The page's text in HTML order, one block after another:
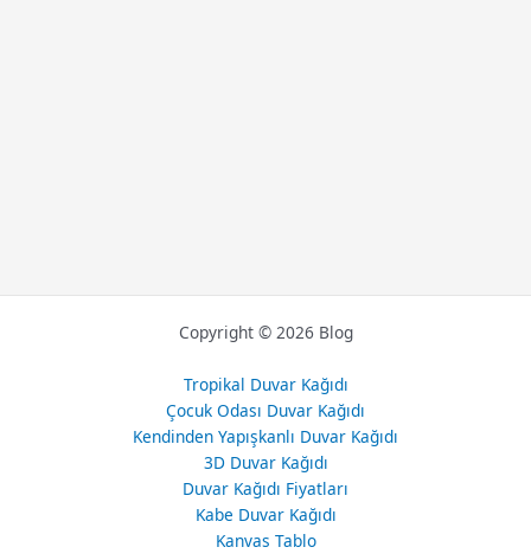
Copyright © 2026 Blog
Tropikal Duvar Kağıdı
Çocuk Odası Duvar Kağıdı
Kendinden Yapışkanlı Duvar Kağıdı
3D Duvar Kağıdı
Duvar Kağıdı Fiyatları
Kabe Duvar Kağıdı
Kanvas Tablo